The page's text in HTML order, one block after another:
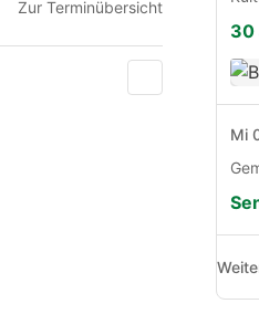
Zur Terminübersicht
30
Mi